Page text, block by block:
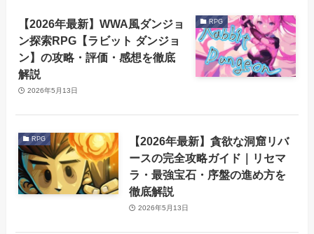
RPG
【2026年最新】WWA風ダンジョ
ン探索RPG【ラビット ダンジョ
ン】の攻略・評価・感想を徹底
解説
2026年5月13日
RPG
【2026年最新】貪欲な洞窟リバ
ースの完全攻略ガイド｜リセマ
ラ・最強宝石・序盤の進め方を
徹底解説
2026年5月13日